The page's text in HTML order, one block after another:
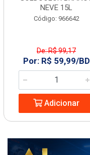
NEVE 15L
Código: 966642
De: R$ 99,17
Por: R$ 59,99/BD
Adicionar